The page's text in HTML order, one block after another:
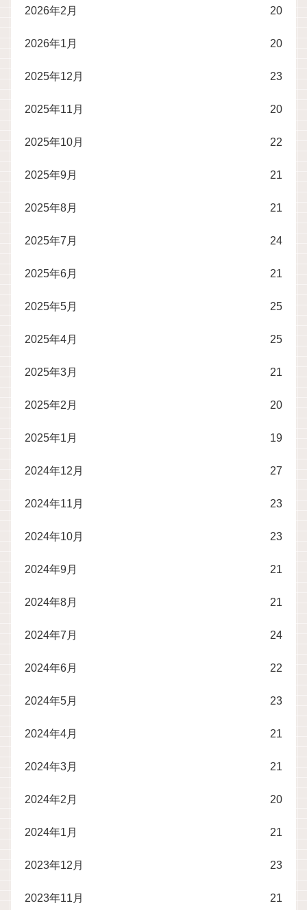
2026年2月 20
2026年1月 20
2025年12月 23
2025年11月 20
2025年10月 22
2025年9月 21
2025年8月 21
2025年7月 24
2025年6月 21
2025年5月 25
2025年4月 25
2025年3月 21
2025年2月 20
2025年1月 19
2024年12月 27
2024年11月 23
2024年10月 23
2024年9月 21
2024年8月 21
2024年7月 24
2024年6月 22
2024年5月 23
2024年4月 21
2024年3月 21
2024年2月 20
2024年1月 21
2023年12月 23
2023年11月 21